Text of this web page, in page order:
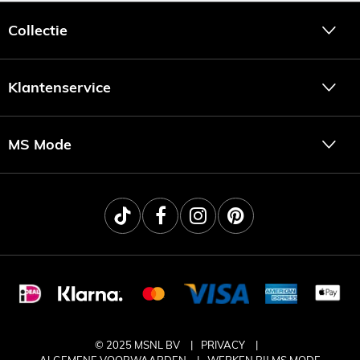
Collectie
Klantenservice
MS Mode
© 2025 MSNL BV
PRIVACY